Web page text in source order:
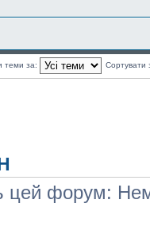
теми за: Сортувати
форум: